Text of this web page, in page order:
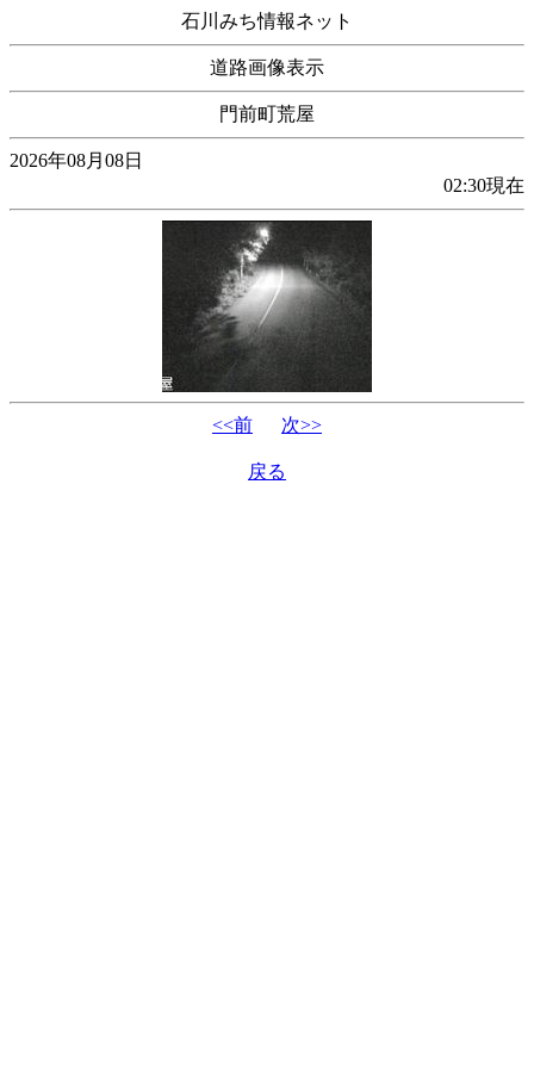
石川みち情報ネット
道路画像表示
門前町荒屋
2026年08月08日
02:30現在
<<前 次>>
戻る